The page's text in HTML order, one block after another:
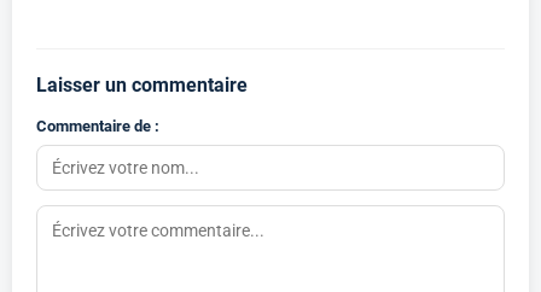
Laisser un commentaire
Commentaire de :